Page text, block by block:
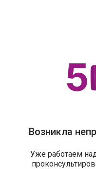
Возникла
Уже работаем